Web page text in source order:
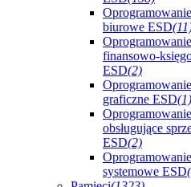
Oprogramowanie
biurowe ESD
Oprogramowanie
finansowo-
ESD(2)
Oprogramowanie
graficzne ESD(1)
Oprogramowanie
obsługujące
ESD(2)
Oprogramowanie
systemowe ESD